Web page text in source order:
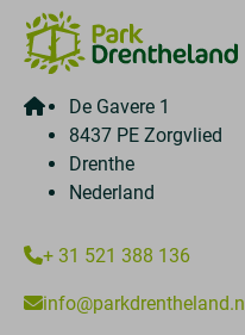
De Gavere 1
8437 PE Zorgvlied
Drenthe
Nederland
+ 31 521 388 136
info@parkdrentheland.nl